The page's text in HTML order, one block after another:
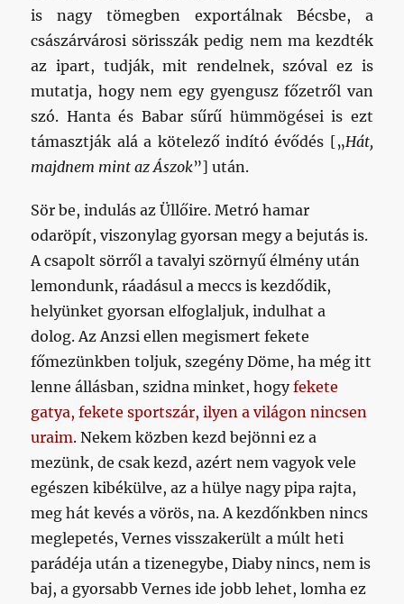
is nagy tömegben exportálnak Bécsbe, a
császárvárosi sörisszák pedig nem ma kezdték
az ipart, tudják, mit rendelnek, szóval ez is
mutatja, hogy nem egy gyengusz főzetről van
szó. Hanta és Babar sűrű hümmögései is ezt
támasztják alá a kötelező indító évődés [„Hát,
majdnem mint az Ászok”] után.
Sör be, indulás az Üllőire. Metró hamar
odaröpít, viszonylag gyorsan megy a bejutás is.
A csapolt sörről a tavalyi szörnyű élmény után
lemondunk, ráadásul a meccs is kezdődik,
helyünket gyorsan elfoglaljuk, indulhat a
dolog. Az Anzsi ellen megismert fekete
főmezünkben toljuk, szegény Döme, ha még itt
lenne állásban, szidna minket, hogyfekete
gatya, fekete sportszár, ilyen a világon nincsen
uraim. Nekem közben kezd bejönni ez a
mezünk, de csak kezd, azért nem vagyok vele
egészen kibékülve, az a hülye nagy pipa rajta,
meg hát kevés a vörös, na. A kezdőnkben nincs
meglepetés, Vernes visszakerült a múlt heti
parádéja után a tizenegybe, Diaby nincs, nem is
baj, a gyorsabb Vernes ide jobb lehet, lomha ez